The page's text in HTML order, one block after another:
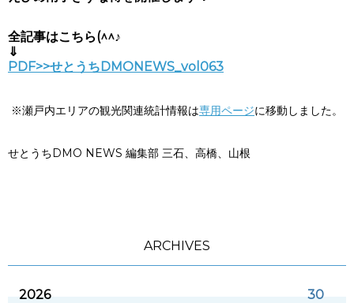
全記事はこちら(^^♪
⇓
PDF>>せとうちDMONEWS_vol063
※瀬戸内エリアの観光関連統計情報は専用ページに移動しました。
せとうちDMO NEWS 編集部 三石、高橋、山根
ARCHIVES
2026 30